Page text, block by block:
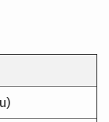
)